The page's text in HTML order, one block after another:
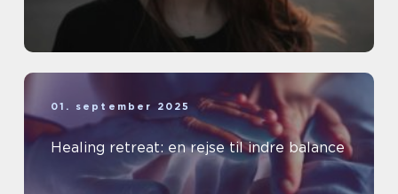
01. september 2025
Healing retreat: en rejse til indre balance